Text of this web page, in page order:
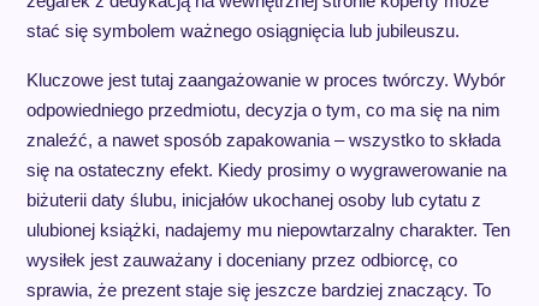
stać się symbolem ważnego osiągnięcia lub jubileuszu.
Kluczowe jest tutaj zaangażowanie w proces twórczy. Wybór
odpowiedniego przedmiotu, decyzja o tym, co ma się na nim
znaleźć, a nawet sposób zapakowania – wszystko to składa
się na ostateczny efekt. Kiedy prosimy o wygrawerowanie na
biżuterii daty ślubu, inicjałów ukochanej osoby lub cytatu z
ulubionej książki, nadajemy mu niepowtarzalny charakter. Ten
wysiłek jest zauważany i doceniany przez odbiorcę, co
sprawia, że prezent staje się jeszcze bardziej znaczący. To